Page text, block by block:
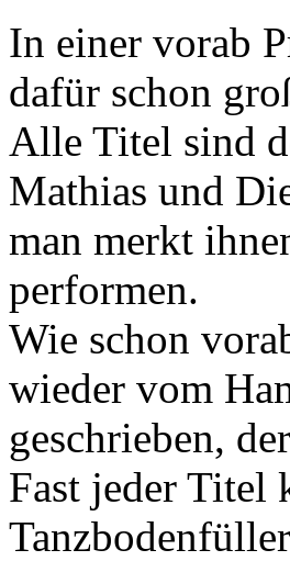
In einer vorab
dafür schon
Alle Titel sind
Mathias und
man merkt
performen.
Wie schon
wieder vom
geschrieben,
Fast jeder Titel